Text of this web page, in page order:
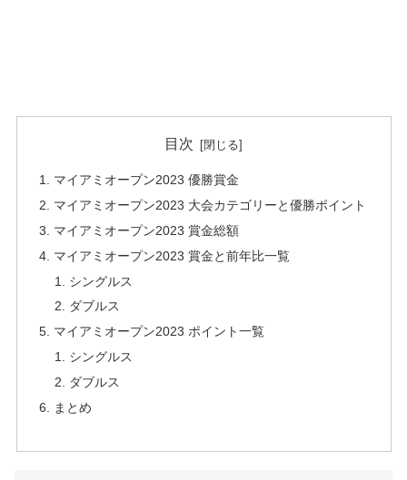
目次
マイアミオープン2023 優勝賞金
マイアミオープン2023 大会カテゴリーと優勝ポイント
マイアミオープン2023 賞金総額
マイアミオープン2023 賞金と前年比一覧
シングルス
ダブルス
マイアミオープン2023 ポイント一覧
シングルス
ダブルス
まとめ